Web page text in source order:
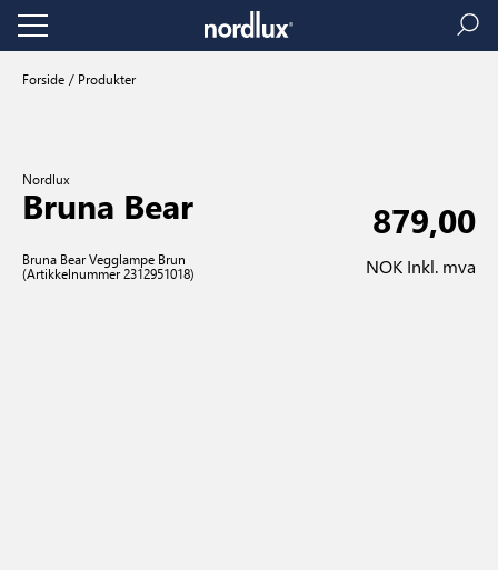
Forside Produkter
Nordlux
Bruna Bear
Bruna Bear Vegglampe Brun
(Artikkelnummer 2312951018)
879,00
NOK Inkl. mva